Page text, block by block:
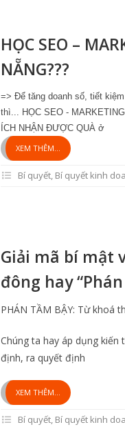
HỌC SEO –
NẴNG???
=> Để tăng doanh số, tiết
thì... HỌC SEO -
ÍCH NHẬN ĐƯỢC QUÀ ở
XEM THÊM...
Bí quyết, Bí quyết kinh
Giải mã bí mật
đông hay “Phán
PHÁN TẦM BẬY: Từ khoá
Chúng ta hay áp dụng
định, ra quyết định
XEM THÊM...
Bí quyết, Bí quyết kinh